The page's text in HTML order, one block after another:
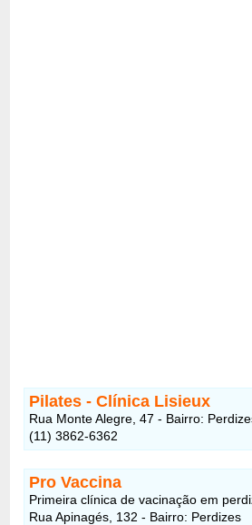
Pilates - Clínica Lisieux
Rua Monte Alegre, 47 - Bairro:
(11) 3862-6362
Pro Vaccina
Primeira clínica de vacinação em
Rua Apinagés, 132 - Bairro: Perdizes